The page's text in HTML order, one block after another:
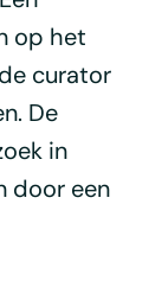
op het
curator
De
in
door een